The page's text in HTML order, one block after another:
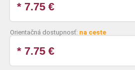
* 7.75 €
Orientačná dostupnosť: na ceste
* 7.75 €